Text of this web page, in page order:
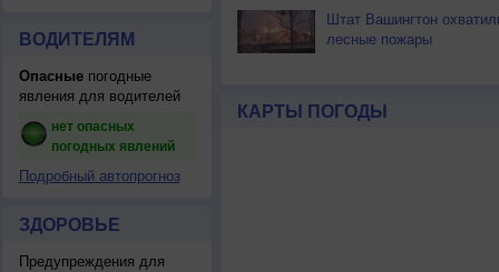
ВОДИТЕЛЯМ
Опасныепогодные
явления для водителей
нет опасных
погодных явлений
Подробный автопрогноз
ЗДОРОВЬЕ
Предупреждения для
Штат Вашингтон
лесные пожары
КАРТЫ ПОГОДЫ